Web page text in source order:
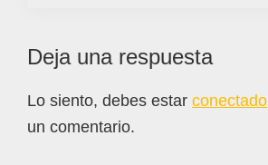
Interacciones
con
los
Deja una respuesta
Lo siento, debes estar conectado
un comentario.